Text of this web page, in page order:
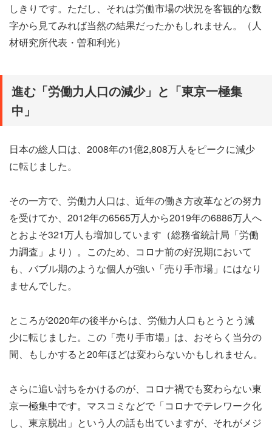
しきりです。ただし、それは労働市場の状況を客観的な数
字から見てみれば当然の結果だったかもしれません。（人
材研究所代表・曽和利光）
進む「労働力人口の減少」と「東京一極集
中」
日本の総人口は、2008年の1億2,808万人をピークに減少
に転じました。
その一方で、労働力人口は、近年の働き方改革などの努力
を受けてか、2012年の6565万人から2019年の6886万人へ
とおよそ321万人も増加しています（総務省統計局「労働
力調査」より）。このため、コロナ前の好況期において
も、バブル期のような個人が強い「売り手市場」にはなり
ませんでした。
ところが2020年の後半からは、労働力人口もとうとう減
少に転じました。この「売り手市場」は、おそらく当分の
間、もしかすると20年ほどは変わらないかもしれません。
さらに追い討ちをかけるのが、コロナ禍でも変わらない東
京一極集中です。マスコミなどで「コロナでテレワーク化
し、東京脱出」という人の話も出ていますが、それがメジ